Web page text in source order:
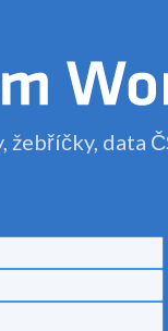
žebříčky, data